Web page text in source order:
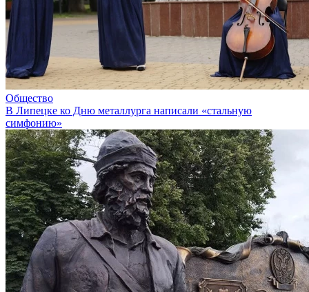
Общество
В Липецке ко Дню металлурга написали «стальную
симфонию»